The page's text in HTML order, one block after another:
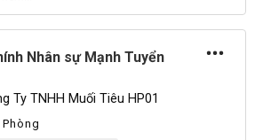
Nhân sự Mạnh Tuyển
Ty TNHH Muối Tiêu HP01